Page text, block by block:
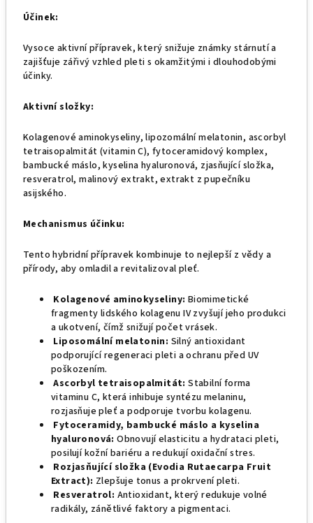
Účinek:
Vysoce aktivní přípravek, který snižuje známky stárnutí a
zajišťuje zářivý vzhled pleti s okamžitými i dlouhodobými
účinky.
Aktivní složky:
Kolagenové aminokyseliny, lipozomální melatonin, ascorbyl
tetraisopalmitát (vitamin C), fytoceramidový komplex,
bambucké máslo, kyselina hyaluronová, zjasňující složka,
resveratrol, malinový extrakt, extrakt z pupečníku
asijského.
Mechanismus účinku:
Tento hybridní přípravek kombinuje to nejlepší z vědy a
přírody, aby omladil a revitalizoval pleť.
Kolagenové aminokyseliny: Biomimetické
fragmenty lidského kolagenu IV zvyšují jeho produkci
a ukotvení, čímž snižují počet vrásek.
Liposomální melatonin: Silný antioxidant
podporující regeneraci pleti a ochranu před UV
poškozením.
Ascorbyl tetraisopalmitát: Stabilní forma
vitaminu C, která inhibuje syntézu melaninu,
rozjasňuje pleť a podporuje tvorbu kolagenu.
Fytoceramidy, bambucké máslo a kyselina
hyaluronová: Obnovují elasticitu a hydrataci pleti,
posilují kožní bariéru a redukují oxidační stres.
Rozjasňující složka (Evodia Rutaecarpa Fruit
Extract): Zlepšuje tonus a prokrvení pleti.
Resveratrol: Antioxidant, který redukuje volné
radikály, zánětlivé faktory a pigmentaci.